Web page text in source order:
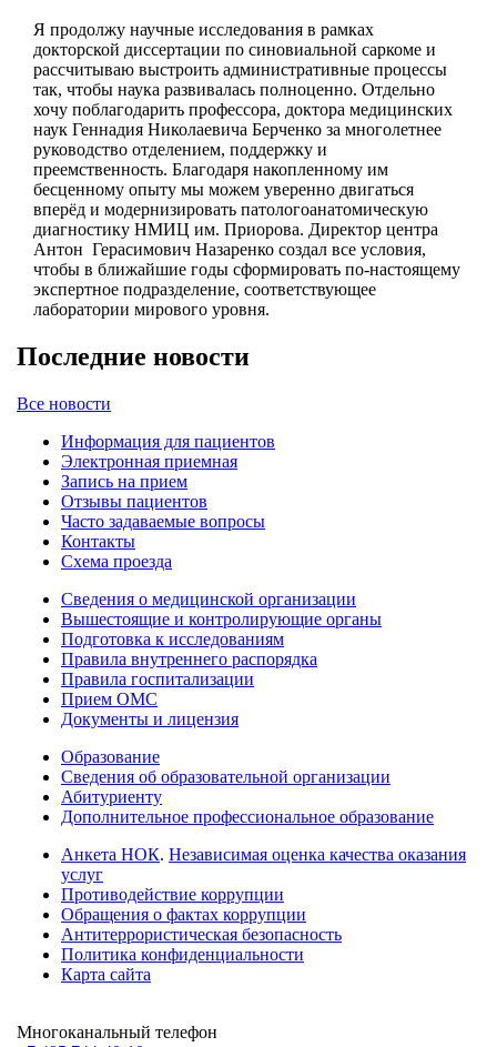
Я продолжу научные исследования в рамках
докторской диссертации по синовиальной саркоме и
рассчитываю выстроить административные процессы
так, чтобы наука развивалась полноценно. Отдельно
хочу поблагодарить профессора, доктора медицинских
наук Геннадия Николаевича Берченко за многолетнее
руководство отделением, поддержку и
преемственность. Благодаря накопленному им
бесценному опыту мы можем уверенно двигаться
вперёд и модернизировать патологоанатомическую
диагностику НМИЦ им. Приорова. Директор центра
Антон Герасимович Назаренко создал все условия,
чтобы в ближайшие годы сформировать по-настоящему
экспертное подразделение, соответствующее
лаборатории мирового уровня.
Последние новости
Все новости
Информация для пациентов
Электронная приемная
Запись на прием
Отзывы пациентов
Часто задаваемые вопросы
Контакты
Схема проезда
Сведения о медицинской организации
Вышестоящие и контролирующие органы
Подготовка к исследованиям
Правила внутреннего распорядка
Правила госпитализации
Прием ОМС
Документы и лицензия
Образование
Сведения об образовательной организации
Абитуриенту
Дополнительное профессиональное образование
Анкета НОК. Независимая оценка качества оказания
услуг
Противодействие коррупции
Обращения о фактах коррупции
Антитеррористическая безопасность
Политика конфиденциальности
Карта сайта
Многоканальный телефон